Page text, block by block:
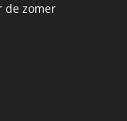
de zomer